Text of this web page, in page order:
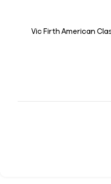
Vic Firth American